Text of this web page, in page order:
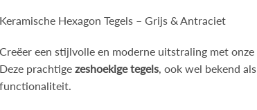
Keramische Hexagon Tegels – Grijs & Antraciet
Creëer een stijlvolle en moderne uitstraling met onze
Deze prachtigezeshoekige tegels, ook wel bekend als
functionaliteit.